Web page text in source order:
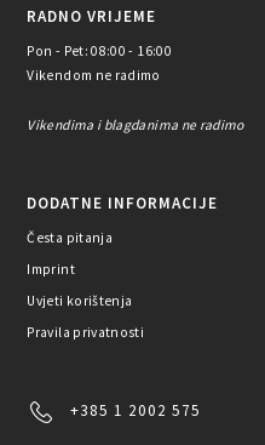
RADNO VRIJEME
Pon - Pet: 08:00 - 16:00
Vikendom ne radimo
Vikendima i blagdanima ne radimo
DODATNE INFORMACIJE
Česta pitanja
Imprint
Uvjeti korištenja
Pravila privatnosti
+385 1 2002 575